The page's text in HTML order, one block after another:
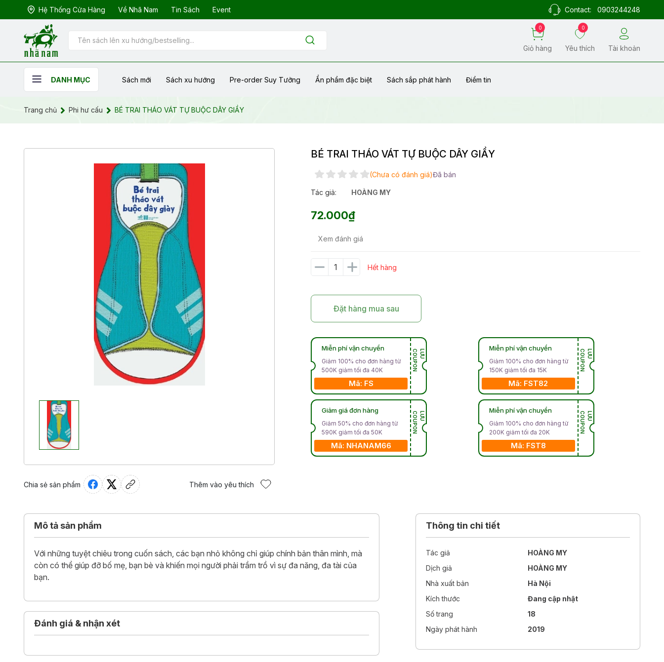
Hệ Thống Cửa Hàng Về Nhã Nam Tin Sách Event Contact: 0903244248
0
Giỏ hàng
0
Yêu thích Tài khoản
DANH MỤC Sách mới Sách xu hướng Pre-order Suy Tưởng Ẩn phẩm đặc biệt Sách sắp phát hành Điểm tin
Trang chủ Phi hư cấu BÉ TRAI THÁO VÁT TỰ BUỘC DÂY GIẦY
Chia sẻ sản phẩm Thêm vào yêu thích
BÉ TRAI THÁO VÁT TỰ BUỘC DÂY GIẦY
(Chưa có đánh giá)Đã bán
Tác giả: HOÀNG MY
72.000₫
Xem đánh giá
Hết hàng
Đặt hàng mua sau
Miễn phí vận chuyển
Giảm 100% cho đơn hàng từ
500K giảm tối đa 40K
Mã: FS
L
Ư
U
C
O
U
P
O
N
Giảm giá đơn hàng
Giảm 50% cho đơn hàng từ
590K giảm tối đa 50K
Mã: NHANAM66
L
Ư
U
C
O
U
P
O
N
Miễn phí vận chuyển
Giảm 100% cho đơn hàng từ
150K giảm tối đa 15K
Mã: FST82
L
Ư
U
C
O
U
P
O
N
Miễn phí vận chuyển
Giảm 100% cho đơn hàng từ
200K giảm tối đa 20K
Mã: FST8
L
Ư
U
C
O
U
P
O
N
Mô tả sản phẩm
Với những tuyệt chiêu trong cuốn sách, các bạn nhỏ không chỉ giúp chính bản thân mình, mà
còn có thể giúp đỡ bố mẹ, bạn bè và khiến mọi người phải trầm trồ vì sự đa năng, đa tài của
bạn.
Đánh giá & nhận xét
Thông tin chi tiết
Tác giả
HOÀNG MY
Dịch giả
HOÀNG MY
Nhà xuất bản
Hà Nội
Kích thước
Đang cập nhật
Số trang
18
Ngày phát hành
2019